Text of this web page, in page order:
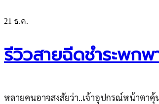
21 ธ.ค.
รีวิวสายฉีดชำระพก
หลายคนอาจสงสัยว่า..เจ้าอุปกรณ์หน้าตา